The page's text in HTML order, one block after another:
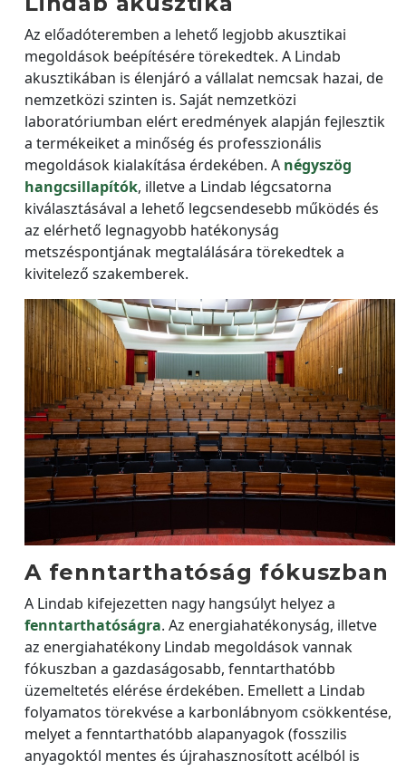
Az előadóteremben a lehető legjobb akusztikai
megoldások beépítésére törekedtek. A Lindab
akusztikában is élenjáró a vállalat nemcsak hazai, de
nemzetközi szinten is. Saját nemzetközi
laboratóriumban elért eredmények alapján fejlesztik
a termékeiket a minőség és professzionális
megoldások kialakítása érdekében. A négyszög
hangcsillapítók, illetve a Lindab légcsatorna
kiválasztásával a lehető legcsendesebb működés és
az elérhető legnagyobb hatékonyság
metszéspontjának megtalálására törekedtek a
kivitelező szakemberek.
A fenntarthatóság fókuszban
A Lindab kifejezetten nagy hangsúlyt helyez a
fenntarthatóságra. Az energiahatékonyság, illetve
az energiahatékony Lindab megoldások vannak
fókuszban a gazdaságosabb, fenntarthatóbb
üzemeltetés elérése érdekében. Emellett a Lindab
folyamatos törekvése a karbonlábnyom csökkentése,
melyet a fenntarthatóbb alapanyagok (fosszilis
anyagoktól mentes és újrahasznosított acélból is